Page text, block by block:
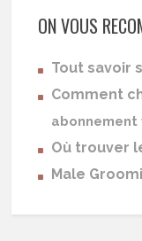
ON VOUS
Tout savoir
Comment
abonnement
Où trouver
Male